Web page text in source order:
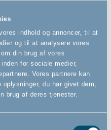
indhold og annoncer, til at
og til at analysere vores
din brug af vores
for sociale medier,
Vores partnere kan
du har givet dem,
brug af deres tjenester.
1.299,00 DKK